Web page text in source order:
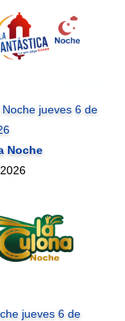
jueves 6 de
Noche
jueves 6 de